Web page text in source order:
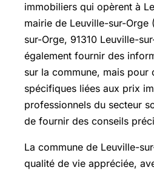
immobiliers qui opèrent à
mairie de Leuville-sur-Orge
sur-Orge, 91310 Leuville-
également fournir des
sur la commune, mais pour
spécifiques liées aux prix
professionnels du secteur
de fournir des conseils
La commune de Leuville-
qualité de vie appréciée,